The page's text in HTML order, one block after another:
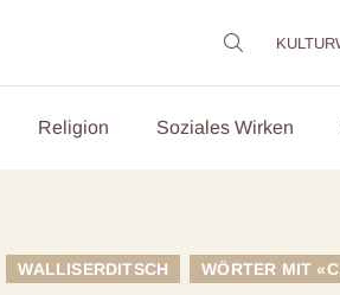
Religion Soziales Wirken
WALLISERDITSCH WÖRTER MIT